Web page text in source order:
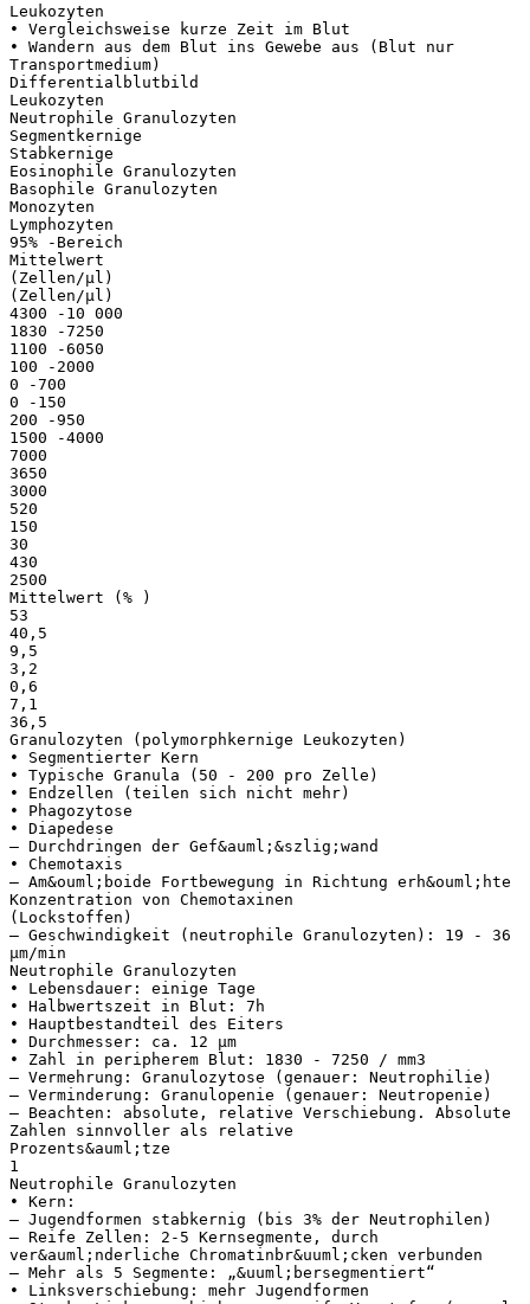
Leukozyten
• Vergleichsweise kurze Zeit im Blut
• Wandern aus dem Blut ins Gewebe aus (Blut nur
Transportmedium)
Differentialblutbild
Leukozyten
Neutrophile Granulozyten
Segmentkernige
Stabkernige
Eosinophile Granulozyten
Basophile Granulozyten
Monozyten
Lymphozyten
95% -Bereich
Mittelwert
(Zellen/μl)
(Zellen/μl)
4300 -10 000
1830 -7250
1100 -6050
100 -2000
0 -700
0 -150
200 -950
1500 -4000
7000
3650
3000
520
150
30
430
2500
Mittelwert (% )
53
40,5
9,5
3,2
0,6
7,1
36,5
Granulozyten (polymorphkernige Leukozyten)
• Segmentierter Kern
• Typische Granula (50 - 200 pro Zelle)
• Endzellen (teilen sich nicht mehr)
• Phagozytose
• Diapedese
– Durchdringen der Gef&auml;&szlig;wand
• Chemotaxis
– Am&ouml;boide Fortbewegung in Richtung erh&ouml;hte
Konzentration von Chemotaxinen
(Lockstoffen)
– Geschwindigkeit (neutrophile Granulozyten): 19 - 36
μm/min
Neutrophile Granulozyten
• Lebensdauer: einige Tage
• Halbwertszeit in Blut: 7h
• Hauptbestandteil des Eiters
• Durchmesser: ca. 12 μm
• Zahl in peripherem Blut: 1830 - 7250 / mm3
– Vermehrung: Granulozytose (genauer: Neutrophilie)
– Verminderung: Granulopenie (genauer: Neutropenie)
– Beachten: absolute, relative Verschiebung. Absolute
Zahlen sinnvoller als relative
Prozents&auml;tze
1
Neutrophile Granulozyten
• Kern:
– Jugendformen stabkernig (bis 3% der Neutrophilen)
– Reife Zellen: 2-5 Kernsegmente, durch
ver&auml;nderliche Chromatinbr&uuml;cken verbunden
– Mehr als 5 Segmente: „&uuml;bersegmentiert“
• Linksverschiebung: mehr Jugendformen